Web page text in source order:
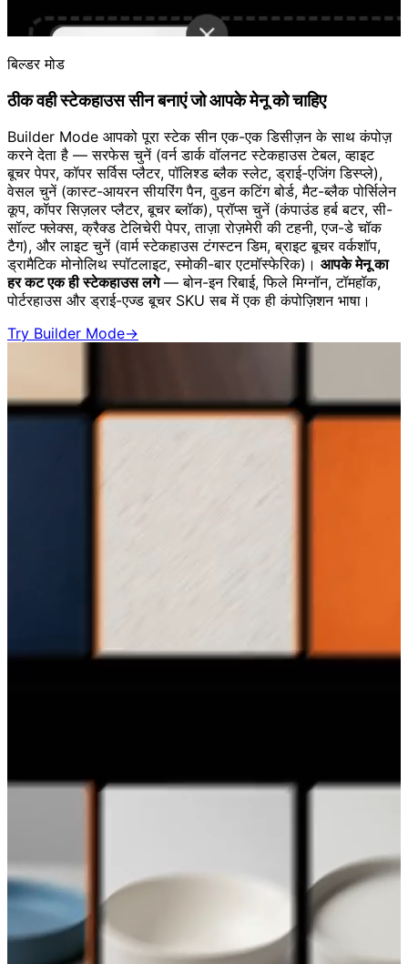
बिल्डर मोड
ठीक वही स्टेकहाउस सीन बनाएं जो आपके मेनू को चाहिए
Builder Mode आपको पूरा स्टेक सीन एक-एक डिसीज़न के साथ कंपोज़
करने देता है — सरफेस चुनें (वर्न डार्क वॉलनट स्टेकहाउस टेबल, व्हाइट
बूचर पेपर, कॉपर सर्विस प्लैटर, पॉलिश्ड ब्लैक स्लेट, ड्राई-एजिंग डिस्प्ले),
वेसल चुनें (कास्ट-आयरन सीयरिंग पैन, वुडन कटिंग बोर्ड, मैट-ब्लैक पोर्सिलेन
कूप, कॉपर सिज़लर प्लैटर, बूचर ब्लॉक), प्रॉप्स चुनें (कंपाउंड हर्ब बटर, सी-
सॉल्ट फ्लेक्स, क्रैक्ड टेलिचेरी पेपर, ताज़ा रोज़मेरी की टहनी, एज-डे चॉक
टैग), और लाइट चुनें (वार्म स्टेकहाउस टंगस्टन डिम, ब्राइट बूचर वर्कशॉप,
ड्रामैटिक मोनोलिथ स्पॉटलाइट, स्मोकी-बार एटमॉस्फेरिक)। आपके मेनू का
हर कट एक ही स्टेकहाउस लगे— बोन-इन रिबाई, फिले मिग्नॉन, टॉमहॉक,
पोर्टरहाउस और ड्राई-एज्ड बूचर SKU सब में एक ही कंपोज़िशन भाषा।
Try Builder Mode→